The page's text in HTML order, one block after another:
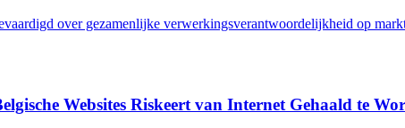
over gezamenlijke verwerkingsverantwoordelijkheid op
Websites Riskeert van Internet Gehaald te